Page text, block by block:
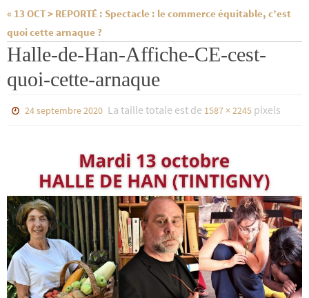
« 13 OCT > REPORTÉ : Spectacle : le commerce équitable, c’est
quoi cette arnaque ?
Halle-de-Han-Affiche-CE-cest-
quoi-cette-arnaque
24 septembre 2020 La taille totale est de 1587 × 2245 pixels